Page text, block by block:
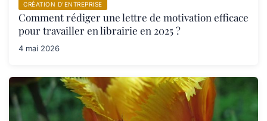
CRÉATION D’ENTREPRISE
Comment rédiger une lettre de motivation efficace
pour travailler en librairie en 2025 ?
4 mai 2026